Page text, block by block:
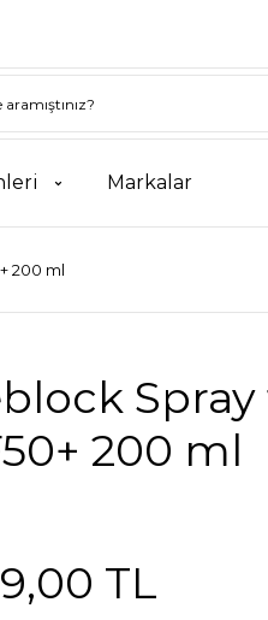
Markalar
200 ml
200 ml
TL